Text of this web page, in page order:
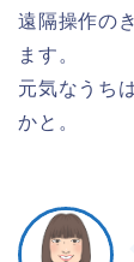
遠隔操作の
ます。
元気なうち
かと。